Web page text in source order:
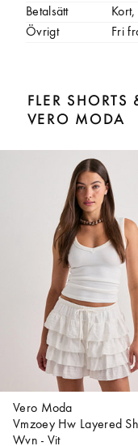
Betalsätt
Övrigt
Fri
FLER SHORTS
VERO MODA
Vero Moda
Vmzoey Hw Layered
Wvn - Vit